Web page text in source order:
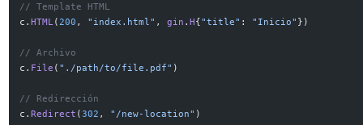
// Template HTML
c. HTML(200 , "index.html" , gin . H { "title" : "Inicio" })
// Archivo
c. File ( "./path/to/file.pdf" )
// Redirección
c. Redirect (302 , "/new-location" )